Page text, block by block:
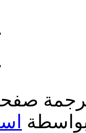
بواسطة